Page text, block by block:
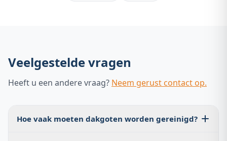
Veelgestelde vragen
Heeft u een andere vraag? Neem gerust contact op.
Hoe vaak moeten dakgoten worden gereinigd?